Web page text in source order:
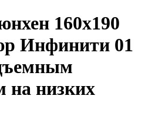
160х190
Инфинити 01
на низких